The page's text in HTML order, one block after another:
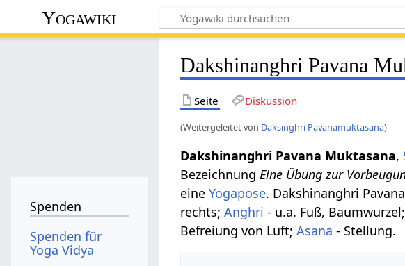
Yogawiki
Dakshinanghri Pavana
Seite Diskussion
(Weitergeleitet von Daksinghri Pavanamuktasana)
Dakshinanghri Pavana Muktasana,
Bezeichnung Eine Übung zur
eineYogapose. Dakshinanghri
rechts;Anghri - u.a. Fuß, Baumwurzel;
Befreiung von Luft;Asana - Stellung.
Spenden
Spenden für
Yoga Vidya